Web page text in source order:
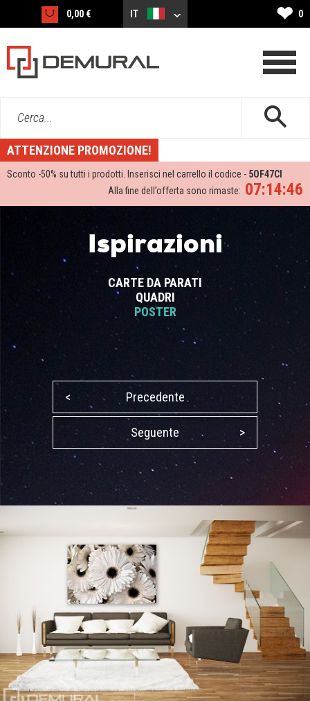
0,00 € IT ❤ 0
Cerca...
ATTENZIONE PROMOZIONE!
Sconto -50% su tutti i prodotti. Inserisci nel carrello il codice - 5OF47CI
07:14:45
Alla fine dell’offerta sono rimaste:
Ispirazioni
CARTE DA PARATI
QUADRI
POSTER
< Precedente
Seguente >